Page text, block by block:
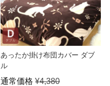
あったか掛け布団カバー ダブ
ル
通常価格 ¥4,380